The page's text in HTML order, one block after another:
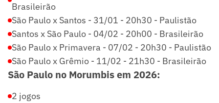
Brasileirão
São Paulo x Santos - 31/01 - 20h30 - Paulistão
Santos x São Paulo - 04/02 - 20h00 - Brasileirão
São Paulo x Primavera - 07/02 - 20h30 - Paulistão
São Paulo x Grêmio - 11/02 - 21h30 - Brasileirão
São Paulo no Morumbis em 2026:
2 jogos